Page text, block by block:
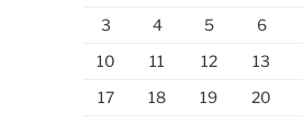
3
4 5 6
10
11 12 13
17
18 19 20